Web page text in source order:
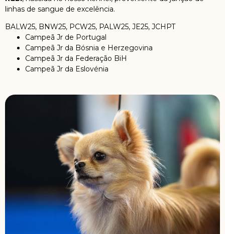
linhas de sangue de excelência.
BALW25, BNW25, PCW25, PALW25, JE25, JCHPT
Campeã Jr de Portugal
Campeã Jr da Bósnia e Herzegovina
Campeã Jr da Federação BiH
Campeã Jr da Eslovénia